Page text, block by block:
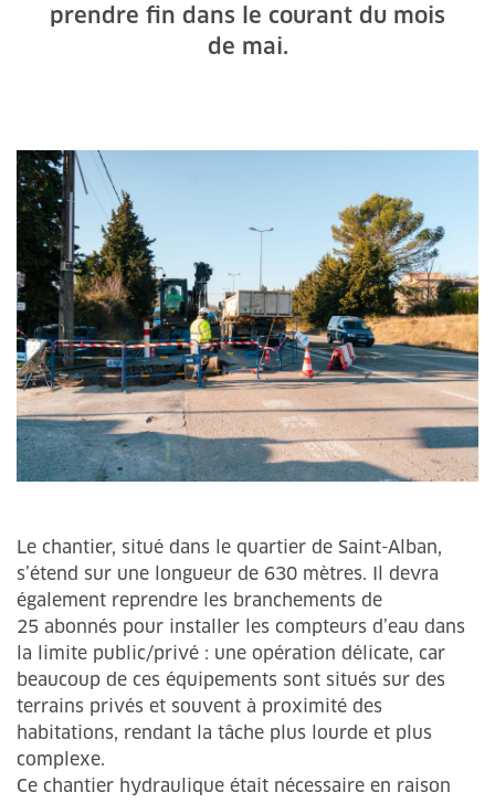
prendre fin dans le courant du mois
de mai.
Le chantier, situé dans le quartier de Saint-Alban,
s’étend sur une longueur de 630 mètres. Il devra
également reprendre les branchements de
25 abonnés pour installer les compteurs d’eau dans
la limite public/privé : une opération délicate, car
beaucoup de ces équipements sont situés sur des
terrains privés et souvent à proximité des
habitations, rendant la tâche plus lourde et plus
complexe.
Ce chantier hydraulique était nécessaire en raison